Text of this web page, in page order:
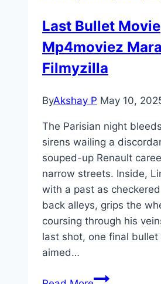
Last Bullet Movie
Mp4moviez
Filmyzilla
ByAkshay P May 10,
The Parisian night
sirens wailing a
souped-up Renault
narrow streets. Inside,
with a past as checkered
back alleys, grips the
coursing through his
last shot, one final bullet
aimed…
Last